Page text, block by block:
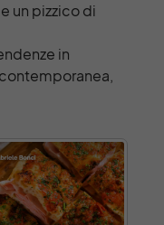
un pizzico di
in